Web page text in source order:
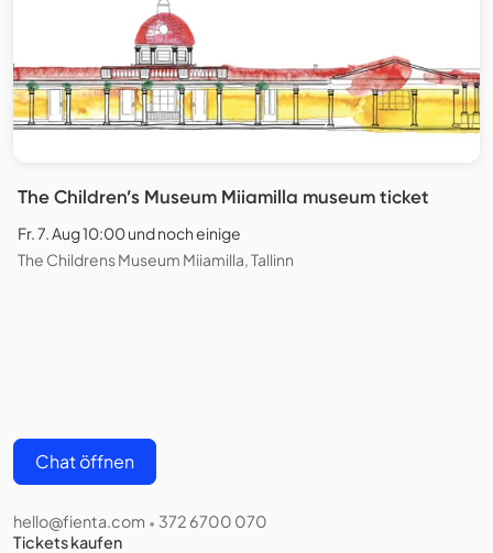
The Children’s Museum Miiamilla museum ticket
Fr. 7. Aug 10:00 und noch einige
The Childrens Museum Miiamilla, Tallinn
Chat öffnen
hello@fienta.com • 372 6700 070
Tickets kaufen